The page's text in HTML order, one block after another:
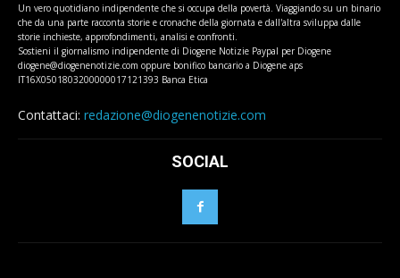
Un vero quotidiano indipendente che si occupa della povertà. Viaggiando su un binario
che da una parte racconta storie e cronache della giornata e dall'altra sviluppa dalle
storie inchieste, approfondimenti, analisi e confronti.
Sostieni il giornalismo indipendente di Diogene Notizie Paypal per Diogene
diogene@diogenenotizie.com oppure bonifico bancario a Diogene aps
IT16X0501803200000017121393 Banca Etica
Contattaci: redazione@diogenenotizie.com
SOCIAL